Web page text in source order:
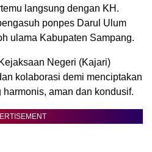
langsung dengan KH.
ponpes Darul Ulum
ulama Kabupaten Sampang.
Negeri (Kajari)
kolaborasi demi menciptakan
aman dan kondusif.